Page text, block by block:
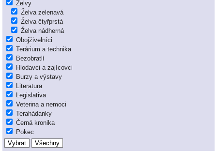
Želvy
Želva zelenavá
Želva čtyřprstá
Želva nádherná
Obojživelníci
Terárium a technika
Bezobratlí
Hlodavci a zajícovci
Burzy a výstavy
Literatura
Legislativa
Veterina a nemoci
Terahádanky
Černá kronika
Pokec